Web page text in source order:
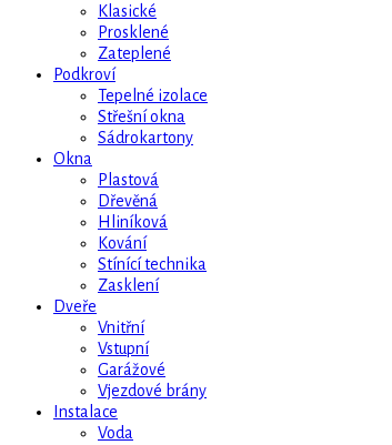
Klasické
Prosklené
Zateplené
Podkroví
Tepelné izolace
Střešní okna
Sádrokartony
Okna
Plastová
Dřevěná
Hliníková
Kování
Stínící technika
Zasklení
Dveře
Vnitřní
Vstupní
Garážové
Vjezdové brány
Instalace
Voda